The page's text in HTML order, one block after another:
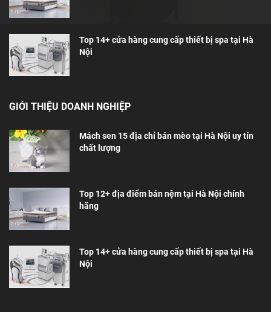
Top 14+ cửa hàng cung cấp thiết bị spa tại Hà
Nội
GIỚI THIỆU DOANH NGHIỆP
Mách sen 15 địa chỉ bán mèo tại Hà Nội uy tín
chất lượng
Top 12+ địa điểm bán nệm tại Hà Nội chính
hãng
Top 14+ cửa hàng cung cấp thiết bị spa tại Hà
Nội